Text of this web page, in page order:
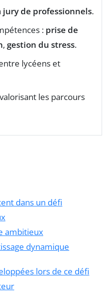
jury de professionnels.
: prise de
, gestion du stress.
lycéens et
les parcours
dans un défi
ambitieux
dynamique
lors de ce défi